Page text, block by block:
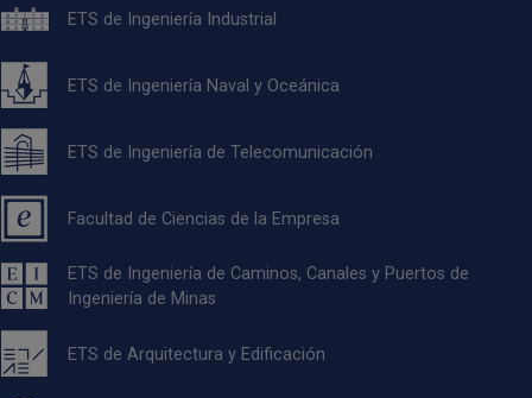
ETS de Ingeniería Industrial
ETS de Ingeniería Naval y Oceánica
ETS de Ingeniería de Telecomunicación
Facultad de Ciencias de la Empresa
ETS de Ingeniería de Caminos, Canales y Puertos de
Ingeniería de Minas
ETS de Arquitectura y Edificación